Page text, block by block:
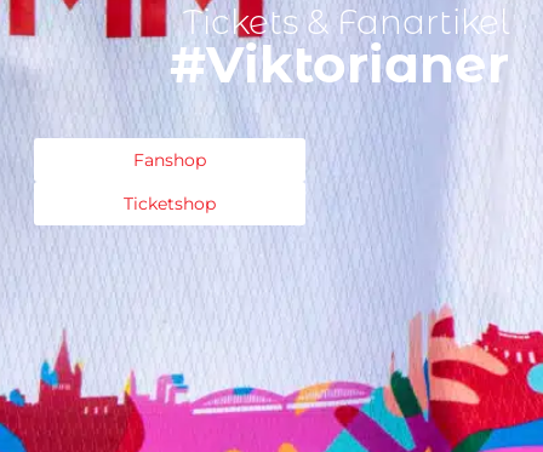
Tickets & Fanartikel
#Viktorianer
Fanshop
Ticketshop